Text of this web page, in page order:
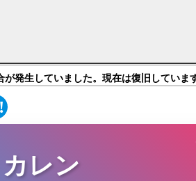
発生していました。現在は復旧していま
レン